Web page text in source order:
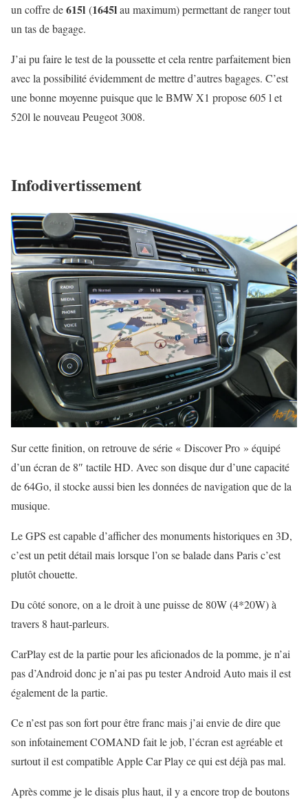
un coffre de615l (1645lau maximum) permettant de ranger tout
un tas de bagage.
J’ai pu faire le test de la poussette et cela rentre parfaitement bien
avec la possibilité évidemment de mettre d’autres bagages. C’est
une bonne moyenne puisque que le BMW X1 propose 605 l et
520l le nouveau Peugeot 3008.
Infodivertissement
Sur cette finition, on retrouve de série « Discover Pro » équipé
d’un écran de 8″ tactile HD. Avec son disque dur d’une capacité
de 64Go, il stocke aussi bien les données de navigation que de la
musique.
Le GPS est capable d’afficher des monuments historiques en 3D,
c’est un petit détail mais lorsque l’on se balade dans Paris c’est
plutôt chouette.
Du côté sonore, on a le droit à une puisse de 80W (4*20W) à
travers 8 haut-parleurs.
CarPlay est de la partie pour les aficionados de la pomme, je n’ai
pas d’Android donc je n’ai pas pu tester Android Auto mais il est
également de la partie.
Ce n’est pas son fort pour être franc mais j’ai envie de dire que
son infotainement COMAND fait le job, l’écran est agréable et
surtout il est compatible Apple Car Play ce qui est déjà pas mal.
Après comme je le disais plus haut, il y a encore trop de boutons